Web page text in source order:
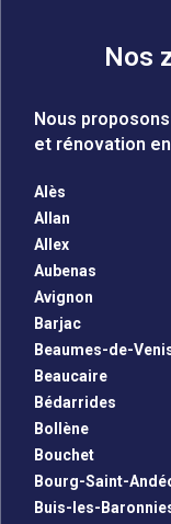
Nos
Nous
et rénovation
Alès
Allan
Allex
Aubenas
Avignon
Barjac
Beaumes-de-
Beaucaire
Bédarrides
Bollène
Bouchet
Bourg-Saint-
Buis-les-